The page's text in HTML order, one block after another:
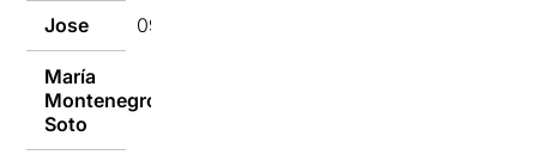
Jose 09/01/2016
María
Montenegro
Soto